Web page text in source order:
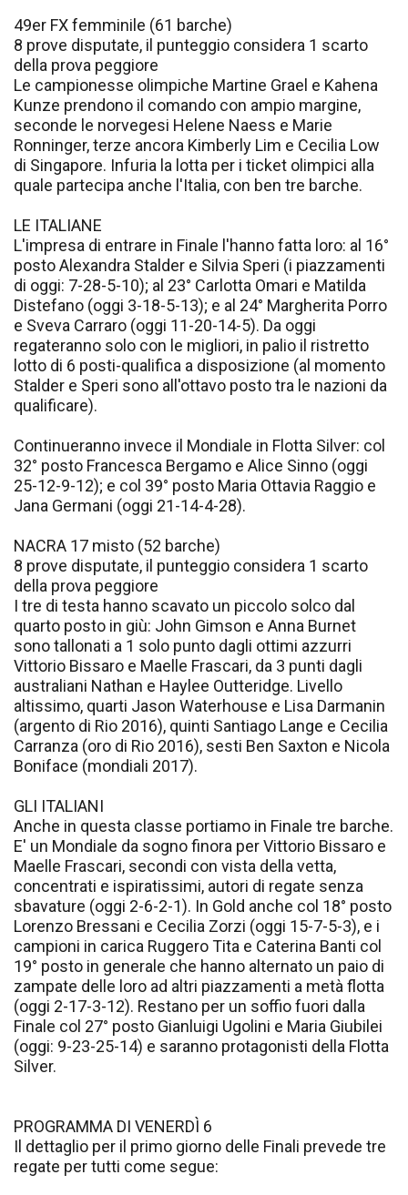
49er FX femminile (61 barche)
8 prove disputate, il punteggio considera 1 scarto
della prova peggiore
Le campionesse olimpiche Martine Grael e Kahena
Kunze prendono il comando con ampio margine,
seconde le norvegesi Helene Naess e Marie
Ronninger, terze ancora Kimberly Lim e Cecilia Low
di Singapore. Infuria la lotta per i ticket olimpici alla
quale partecipa anche l'Italia, con ben tre barche.
LE ITALIANE
L'impresa di entrare in Finale l'hanno fatta loro: al 16°
posto Alexandra Stalder e Silvia Speri (i piazzamenti
di oggi: 7-28-5-10); al 23° Carlotta Omari e Matilda
Distefano (oggi 3-18-5-13); e al 24° Margherita Porro
e Sveva Carraro (oggi 11-20-14-5). Da oggi
regateranno solo con le migliori, in palio il ristretto
lotto di 6 posti-qualifica a disposizione (al momento
Stalder e Speri sono all'ottavo posto tra le nazioni da
qualificare).
Continueranno invece il Mondiale in Flotta Silver: col
32° posto Francesca Bergamo e Alice Sinno (oggi
25-12-9-12); e col 39° posto Maria Ottavia Raggio e
Jana Germani (oggi 21-14-4-28).
NACRA 17 misto (52 barche)
8 prove disputate, il punteggio considera 1 scarto
della prova peggiore
I tre di testa hanno scavato un piccolo solco dal
quarto posto in giù: John Gimson e Anna Burnet
sono tallonati a 1 solo punto dagli ottimi azzurri
Vittorio Bissaro e Maelle Frascari, da 3 punti dagli
australiani Nathan e Haylee Outteridge. Livello
altissimo, quarti Jason Waterhouse e Lisa Darmanin
(argento di Rio 2016), quinti Santiago Lange e Cecilia
Carranza (oro di Rio 2016), sesti Ben Saxton e Nicola
Boniface (mondiali 2017).
GLI ITALIANI
Anche in questa classe portiamo in Finale tre barche.
E' un Mondiale da sogno finora per Vittorio Bissaro e
Maelle Frascari, secondi con vista della vetta,
concentrati e ispiratissimi, autori di regate senza
sbavature (oggi 2-6-2-1). In Gold anche col 18° posto
Lorenzo Bressani e Cecilia Zorzi (oggi 15-7-5-3), e i
campioni in carica Ruggero Tita e Caterina Banti col
19° posto in generale che hanno alternato un paio di
zampate delle loro ad altri piazzamenti a metà flotta
(oggi 2-17-3-12). Restano per un soffio fuori dalla
Finale col 27° posto Gianluigi Ugolini e Maria Giubilei
(oggi: 9-23-25-14) e saranno protagonisti della Flotta
Silver.
PROGRAMMA DI VENERDÌ 6
Il dettaglio per il primo giorno delle Finali prevede tre
regate per tutti come segue: